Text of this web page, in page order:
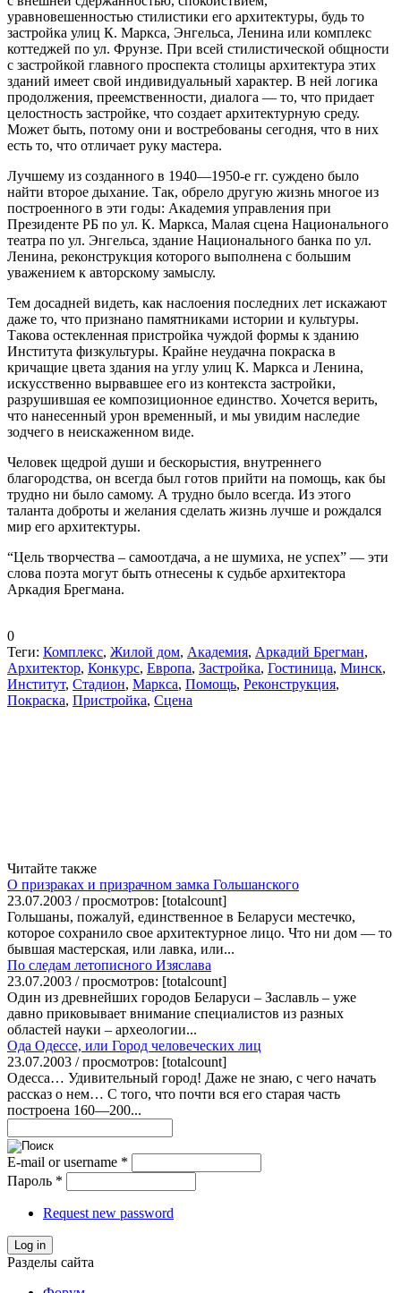
уравновешенностью стилистики его архитектуры, будь то
застройка улиц К. Маркса, Энгельса, Ленина или комплекс
коттеджей по ул. Фрунзе. При всей стилистической общности
с застройкой главного проспекта столицы архитектура этих
зданий имеет свой индивидуальный характер. В ней логика
продолжения, преемственности, диалога — то, что придает
целостность застройке, что создает архитектурную среду.
Может быть, потому они и востребованы сегодня, что в них
есть то, что отличает руку мастера.
Лучшему из созданного в 1940—1950-е гг. суждено было
найти второе дыхание. Так, обрело другую жизнь многое из
построенного в эти годы: Академия управления при
Президенте РБ по ул. К. Маркса, Малая сцена Национального
театра по ул. Энгельса, здание Национального банка по ул.
Ленина, реконструкция которого выполнена с большим
уважением к авторскому замыслу.
Тем досадней видеть, как наслоения последних лет искажают
даже то, что признано памятниками истории и культуры.
Такова остекленная пристройка чуждой формы к зданию
Института физкультуры. Крайне неудачна покраска в
кричащие цвета здания на углу улиц К. Маркса и Ленина,
искусственно вырвавшее его из контекста застройки,
разрушившая ее композиционное единство. Хочется верить,
что нанесенный урон временный, и мы увидим наследие
зодчего в неискаженном виде.
Человек щедрой души и бескорыстия, внутреннего
благородства, он всегда был готов прийти на помощь, как бы
трудно ни было самому. А трудно было всегда. Из этого
таланта доброты и желания сделать жизнь лучше и рождался
мир его архитектуры.
“Цель творчества – самоотдача, а не шумиха, не успех” — эти
слова поэта могут быть отнесены к судьбе архитектора
Аркадия Брегмана.
0
Теги: Комплекс, Жилой дом, Академия, Аркадий Брегман,
Архитектор, Конкурс, Европа, Застройка, Гостиница, Минск,
Институт, Стадион, Маркса, Помощь, Реконструкция,
Покраска, Пристройка, Сцена
Читайте также
О призраках и призрачном замка Гольшанского
23.07.2003 / просмотров: [totalcount]
Гольшаны, пожалуй, единственное в Беларуси местечко,
которое сохранило свое архитектурное лицо. Что ни дом — то
бывшая мастерская, или лавка, или...
По следам летописного Изяслава
23.07.2003 / просмотров: [totalcount]
Один из древнейших городов Беларуси – Заславль – уже
давно приковывает внимание специалистов из разных
областей науки – археологии...
Ода Одессе, или Город человеческих лиц
23.07.2003 / просмотров: [totalcount]
Одесса… Удивительный город! Даже не знаю, с чего начать
рассказ о нем… С того, что почти вся его старая часть
построена 160—200...
E-mail or username *
Пароль *
Request new password
Log in
Разделы сайта